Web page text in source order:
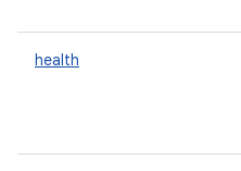
health